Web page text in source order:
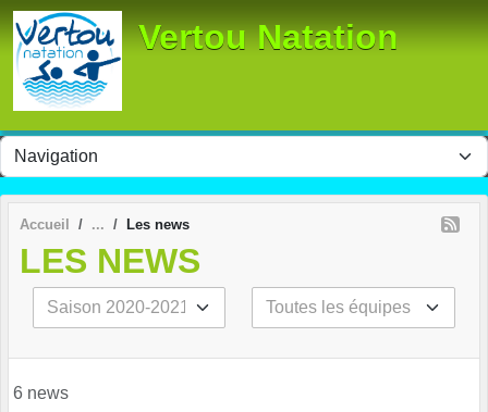
Vertou Natation
Accueil Les news
LES NEWS
6 news
Panneau de gestion des cookies